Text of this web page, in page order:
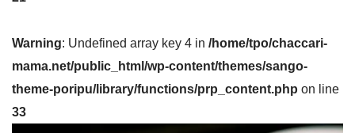
Warning: Undefined array key 4 in /home/tpo/chaccari-
mama.net/public_html/wp-content/themes/sango-
theme-poripu/library/functions/prp_content.php on line
33